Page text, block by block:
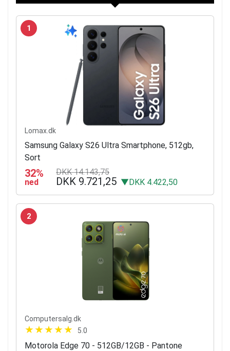
1
Lomax.dk
Samsung Galaxy S26 Ultra Smartphone, 512gb,
Sort
32%
ned
DKK 14.143,75
DKK 9.721,25 ▼DKK 4.422,50
2
Computersalg.dk
5.0
Motorola Edge 70 - 512GB/12GB - Pantone